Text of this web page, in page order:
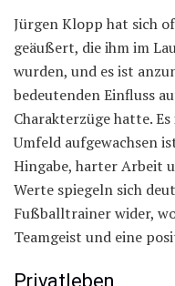
Jürgen Klopp hat sich
geäußert, die ihm im
wurden, und es ist
bedeutenden Einfluss
Charakterzüge hatte.
Umfeld aufgewachsen
Hingabe, harter Arbeit
Werte spiegeln sich
Fußballtrainer wider,
Teamgeist und eine
Privatleben